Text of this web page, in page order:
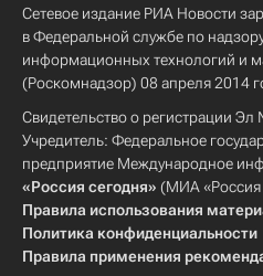
Сетевое издание РИА Новости
в Федеральной службе по
информационных технологий и
(Роскомнадзор) 08 апреля 2014
Свидетельство о регистрации
Учредитель: Федеральное
предприятие Международное
«Россия сегодня» (МИА «Россия
Правила использования
Политика конфиденциальности
Правила применения